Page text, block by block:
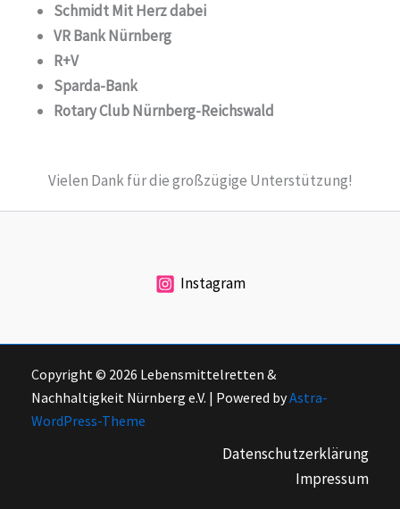
Schmidt Mit Herz dabei
VR Bank Nürnberg
R+V
Sparda-Bank
Rotary Club Nürnberg-Reichswald
Vielen Dank für die großzügige Unterstützung!
Instagram
Copyright © 2026 Lebensmittelretten &
Nachhaltigkeit Nürnberg e.V. | Powered byAstra-
WordPress-Theme
Datenschutzerklärung
Impressum